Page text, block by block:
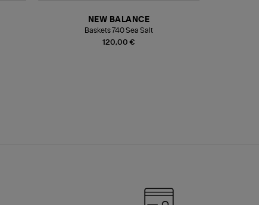
120,00 €
NEW BALANCE
Baskets 740 Sea Salt